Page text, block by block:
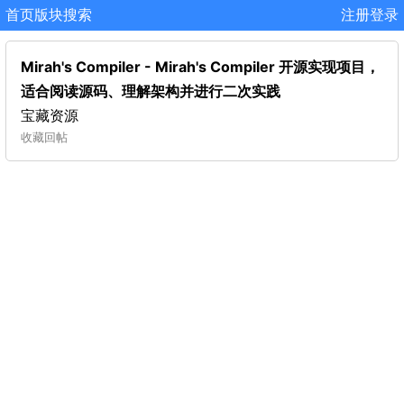
首页版块搜索 注册登录
Mirah's Compiler - Mirah's Compiler 开源实现项目，
适合阅读源码、理解架构并进行二次实践
宝藏资源
收藏回帖